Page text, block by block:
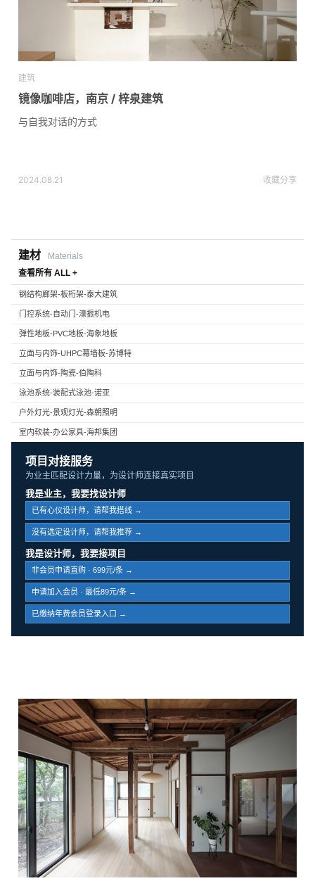
建筑
镜像咖啡店，南京 / 梓泉建筑
与自我对话的方式
2024.08.21 收藏分享
建材
Materials
查看所有 ALL +
钢结构廊架-板桁架-泰大建筑
门控系统-自动门-濠振机电
弹性地板-PVC地板-海象地板
立面与内饰-UHPC幕墙板-苏博特
立面与内饰-陶瓷-伯陶科
泳池系统-装配式泳池-诺亚
户外灯光-景观灯光-森朝照明
室内软装-办公家具-海邦集团
项目对接服务
为业主匹配设计力量，为设计师连接真实项目
我是业主，我要找设计师
已有心仪设计师，请帮我搭线 →
没有选定设计师，请帮我推荐 →
我是设计师，我要接项目
非会员申请直购 · 699元/条 →
申请加入会员 · 最低89元/条 →
已缴纳年费会员登录入口 →